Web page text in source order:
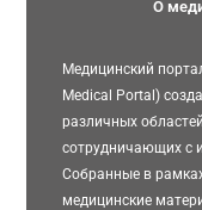
О
Медицинский
Medical Portal)
различных
сотрудничающих с
Собранные в
медицинские